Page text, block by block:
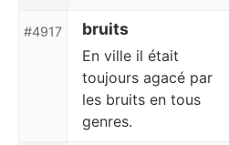
#4917 bruits
En ville il était
toujours agacé par
les bruits en tous
genres.